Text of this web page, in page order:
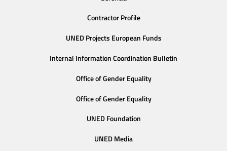
Contractor Profile
UNED Projects European Funds
Internal Information Coordination Bulletin
Office of Gender Equality
Office of Gender Equality
UNED Foundation
UNED Media